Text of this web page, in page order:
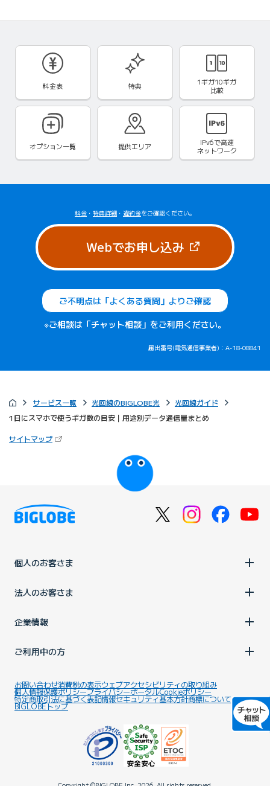
料金表 特典
1ギガ10ギガ
比較
オプション一覧 提供エリア IPv6で高速
ネットワーク
料金 ・ 特典詳細 ・ 違約金をご確認ください。
Webでお申し込み（新しいタブ
ご不明点は「よくある質問」よりご確認
※ご相談は「チャット相談」をご利用ください。
届出番号(電気通信事業者)：A-18-08841
サービス一覧 光回線のBIGLOBE光
光回線ガイド
1日にスマホで使うギガ数の目安｜用途別データ通信量まとめ
サイトマップ（新しいタブで開きます）
個人のお客さま
法人のお客さま
企業情報
ご利用中の方
お問い合わせ消費税の表示ウェブアクセシビリティの取り組み
個人情報保護ポリシープライバシーポータルCookieポリシー
特定商取引法に基づく表記情報セキュリティ基本方針商標について
BIGLOBEトップ